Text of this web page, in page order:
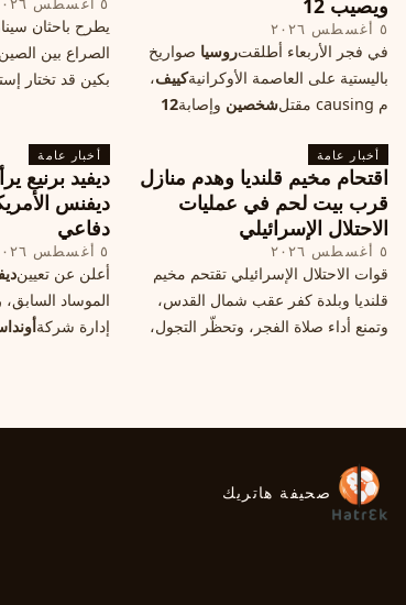
ويصيب 12
٥ أغسطس ٢٠٢٦
في فجر الأربعاء أطلقتروسيا صواريخ
باليستية على العاصمة الأوكرانيةكييف،
م causing مقتل
شخصين وإصابة12
المدني. تفاصيل الهجوم وتداعياته.
يطرح باحثان
الصراع بين
بكين قد تختار
"الحصار بالنيران
أخبار عامة
اقتحام مخيم قلنديا وهدم منازل
قرب بيت لحم في عمليات
الاحتلال الإسرائيلي
٥ أغسطس ٢٠٢٦
قوات الاحتلال الإسرائيلي تقتحم مخيم
قلنديا وبلدة كفر عقب شمال القدس،
وتمنع أداء صلاة الفجر، وتحظّر التجول،
أخبار عامة
ديفيد برنيع
ديفنس
دفاعي
٥ أغسطس ٢٠٢٦
أعلن عن تعيين
الموساد
إدارة شركة
صحيفة هاتريك